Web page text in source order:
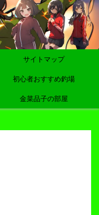
サイトマップ
初心者おすすめ釣場
金菜品子の部屋